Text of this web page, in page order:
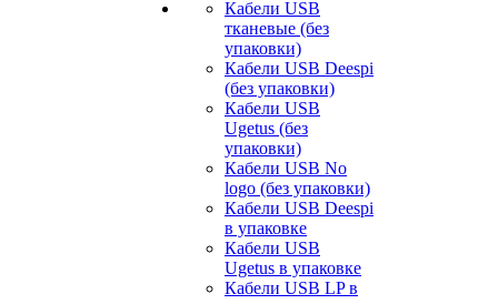
Кабели USB
тканевые (без
упаковки)
Кабели USB Deespi
(без упаковки)
Кабели USB
Ugetus (без
упаковки)
Кабели USB No
logo (без упаковки)
Кабели USB Deespi
в упаковке
Кабели USB
Ugetus в упаковке
Кабели USB LP в